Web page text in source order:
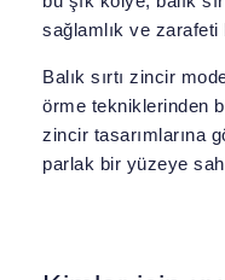
sağlamlık ve
Balık sırtı zincir
örme tekniklerinden
zincir tasarımlarına
parlak bir yüzeye